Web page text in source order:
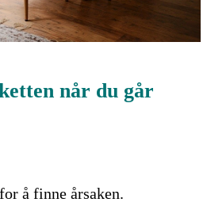
når du går
å finne årsaken.